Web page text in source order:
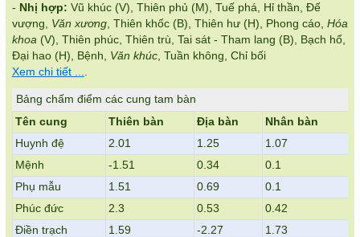
- Nhị hợp: Vũ khúc (V), Thiên phủ (M), Tuế phá, Hỉ thần, Đế
vượng, Văn xương, Thiên khốc (B), Thiên hư (H), Phong cáo, Hóa
khoa(V), Thiên phúc, Thiên trù, Tai sát - Tham lang (B), Bạch hổ,
Đại hao (H), Bệnh, Văn khúc, Tuần không, Chỉ bối
Xem chi tiết ....
Bảng chấm điểm các cung tam bàn
Tên cung
Thiên bàn Địa bàn
Nhân bàn
Huynh đệ
2.01 1.25
1.07
Mệnh
-1.51 0.34
0.1
Phụ mẫu
1.51 0.69
0.1
Phúc đức
2.3 0.53
0.42
Điền trạch
1.59 -2.27
1.73